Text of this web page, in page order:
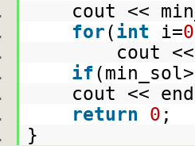
cout <<
for(int i=0
cout <<
if(min_sol>
cout <<
return
0 ;
}